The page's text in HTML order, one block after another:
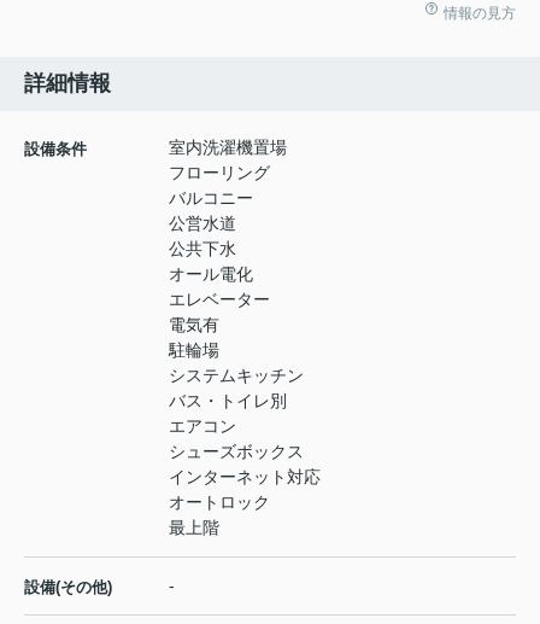
情報の見方
詳細情報
設備条件
室内洗濯機置場
フローリング
バルコニー
公営水道
公共下水
オール電化
エレベーター
電気有
駐輪場
システムキッチン
バス・トイレ別
エアコン
シューズボックス
インターネット対応
オートロック
最上階
設備(その他) -